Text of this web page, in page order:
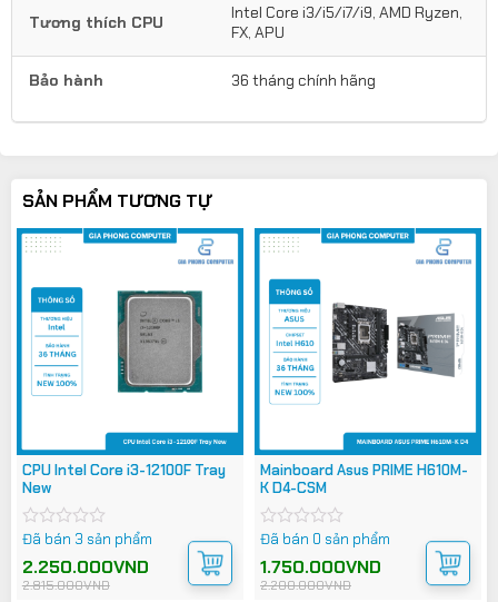
Tương thích CPU
Intel Core i3/i5/i7/i9, AMD Ryzen,
FX, APU
Bảo hành 36 tháng chính hãng
SẢN PHẨM TƯƠNG TỰ
CPU Intel Core i3-12100F Tray
New
Được
hạng
0
Đã bán 3 sản phẩm
2.815.000VND
Giá
gốc
là:
2.250.000VND
Giá
hiện
tại
Mainboard Asus PRIME H610M-
K D4-CSM
Được
hạng
0
Đã bán 0 sản phẩm
2.200.000VND
Giá
gốc
là:
1.750.000VND
Giá
hiện
tại